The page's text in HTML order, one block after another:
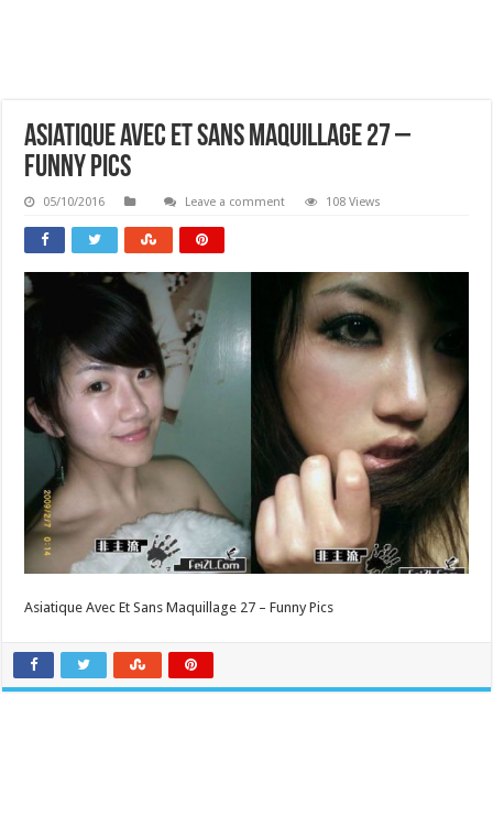
Asiatique Avec Et Sans Maquillage 27 –
Funny Pics
05/10/2016 Leave a comment 108 Views
Asiatique Avec Et Sans Maquillage 27 – Funny Pics